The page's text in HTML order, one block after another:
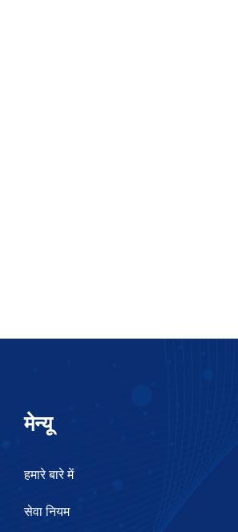
मेन्यू
हमारे बारे में
सेवा नियम